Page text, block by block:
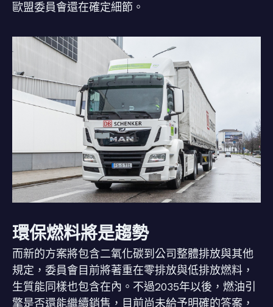
歐盟委員會還在確定細節。
環保燃料將是趨勢
而新的方案將包含二氧化碳到公司整體排放與其他
規定，委員會目前將著重在零排放與低排放燃料，
生質能同樣也包含在內。不過2035年以後，燃油引
擎是否還能繼續銷售，目前尚未給予明確的答案，